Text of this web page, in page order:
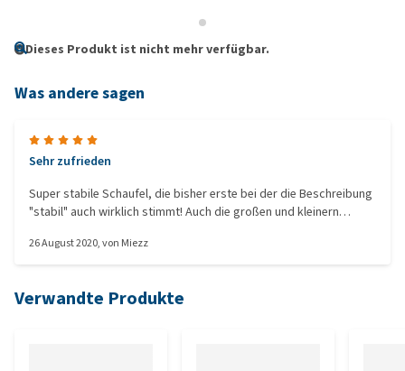
Dieses Produkt ist nicht mehr verfügbar.
Was andere sagen
Sehr zufrieden
Super stabile Schaufel, die bisher erste bei der die Beschreibung
"stabil" auch wirklich stimmt! Auch die großen und kleinern
26 August 2020, von Miezz
Verwandte Produkte